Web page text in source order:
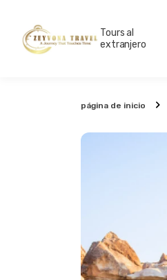
Tours al
extranjero
página de inicio